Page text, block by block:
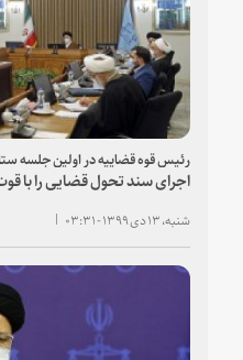
رئیس قوه قضاییه در اولین جلسه
اجرای سند تحول قضایی را با
شنبه، ۱۳ دی ۱۳۹۹ - ۰۳:۳۱